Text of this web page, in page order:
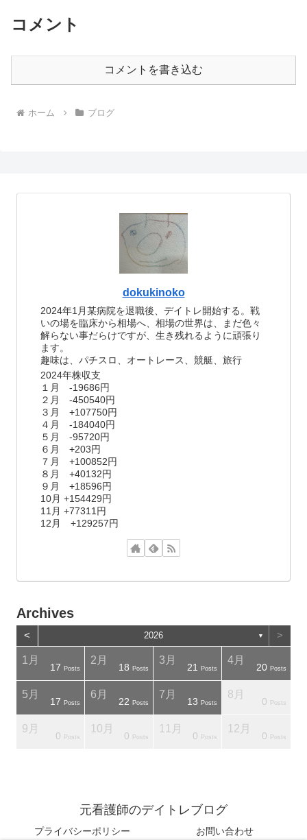
コメント
コメントを書き込む
ホーム ブログ
dokukinoko
2024年1月某病院を退職後、デイトレ開始する。戦
いの場を臨床から相場へ、相場の世界は、まだ色々
解らない事だらけですが、生き残れるように頑張り
ます。
趣味は、パチスロ、オートレース、競艇、旅行
2024年株収支
１月 -19686円
２月 -450540円
３月 +107750円
４月 -184040円
５月 -95720円
６月 +203円
７月 +100852円
８月 +40132円
９月 +18596円
10月 +154429円
11月 +77311円
12月 +129257円
Archives
< 2026 ▼ >
1月
17 Posts
2月
18 Posts
3月
21 Posts
4月
20 Posts
5月
17 Posts
6月
22 Posts
7月
13 Posts
8月
0 Posts
9月
0 Posts
10月
0 Posts
11月
0 Posts
12月
0 Posts
元看護師のデイトレブログ
プライバシーポリシー お問い合わせ